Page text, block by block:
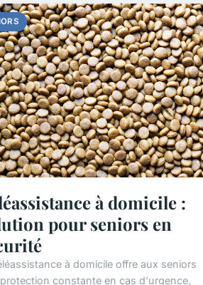
à domicile :
pour seniors en
à domicile offre aux seniors
constante en cas d'urgence,